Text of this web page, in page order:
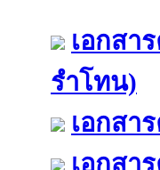
เอกสา
รำโทน)
เอกสา
เอกสา